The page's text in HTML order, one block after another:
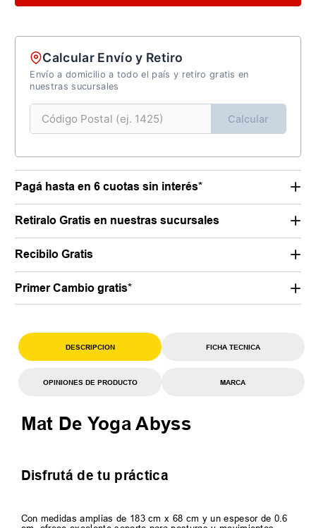
Calcular Envío y Retiro
Envío a domicilio a todo el país y retiro gratis en
nuestras sucursales
Calcular
Pagá hasta en 6 cuotas sin interés*
Retiralo Gratis en nuestras sucursales
Recibilo Gratis
Primer Cambio gratis*
DESCRIPCION FICHA TECNICA
OPINIONES DE PRODUCTO MARCA
Mat De Yoga Abyss
Disfrutá de tu práctica
Con medidas amplias de 183 cm x 68 cm y un espesor de 0.6